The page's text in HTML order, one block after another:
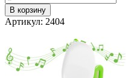
В корзину
Артикул: 2404